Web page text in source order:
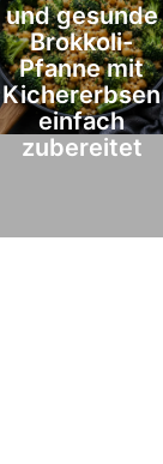
und gesunde
Brokkoli-
Pfanne mit
Kichererbsen
einfach
zubereitet